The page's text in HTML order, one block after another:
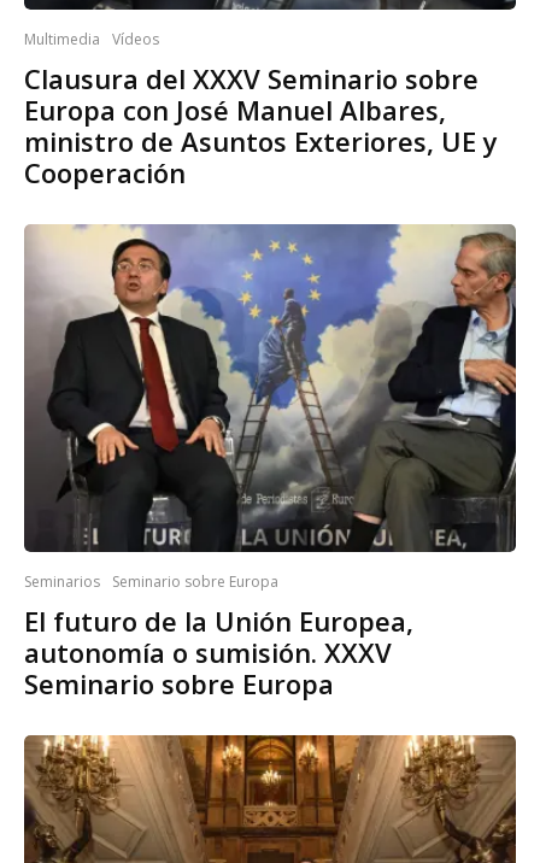
Multimedia Vídeos
Clausura del XXXV Seminario sobre
Europa con José Manuel Albares,
ministro de Asuntos Exteriores, UE y
Cooperación
Seminarios Seminario sobre Europa
El futuro de la Unión Europea,
autonomía o sumisión. XXXV
Seminario sobre Europa